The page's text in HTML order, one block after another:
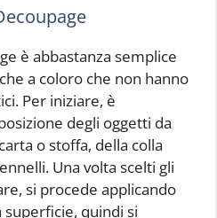
è abbastanza semplice
a coloro che non hanno
Per iniziare, è
degli oggetti da
o stoffa, della colla
Una volta scelti gli
si procede applicando
superficie, quindi si